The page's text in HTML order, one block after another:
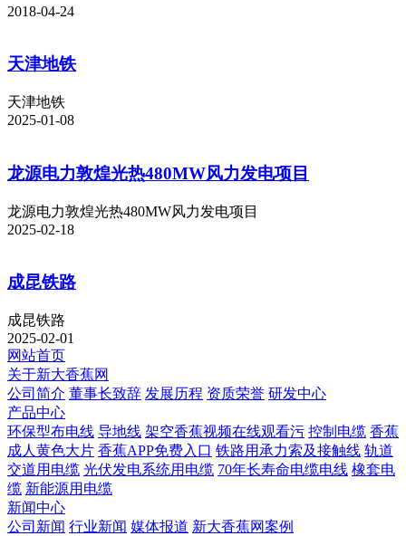
2018-04-24
天津地铁
天津地铁
2025-01-08
龙源电力敦煌光热480MW风力发电项目
龙源电力敦煌光热480MW风力发电项目
2025-02-18
成昆铁路
成昆铁路
2025-02-01
网站首页
关于新大香蕉网
公司简介 董事长致辞 发展历程 资质荣誉 研发中心
产品中心
环保型布电线 导地线 架空香蕉视频在线观看污 控制电缆 香蕉
成人黄色大片 香蕉APP免费入口 铁路用承力索及接触线 轨道
交道用电缆 光伏发电系统用电缆 70年长寿命电缆电线 橡套电
缆 新能源用电缆
新闻中心
公司新闻 行业新闻 媒体报道 新大香蕉网案例